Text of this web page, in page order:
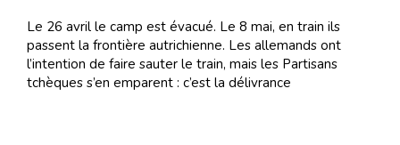
Le 26 avril le camp est évacué. Le 8 mai, en train ils
passent la frontière autrichienne. Les allemands ont
l’intention de faire sauter le train, mais les Partisans
tchèques s’en emparent : c’est la délivrance